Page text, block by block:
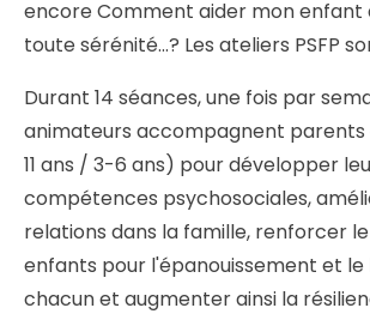
encore Comment aider mon enfant
toute sérénité...? Les ateliers PSFP
Durant 14 séances, une fois par
animateurs accompagnent
11 ans / 3-6 ans) pour développer
compétences psychosociales,
relations dans la famille, renforcer
enfants pour l'épanouissement et
chacun et augmenter ainsi la